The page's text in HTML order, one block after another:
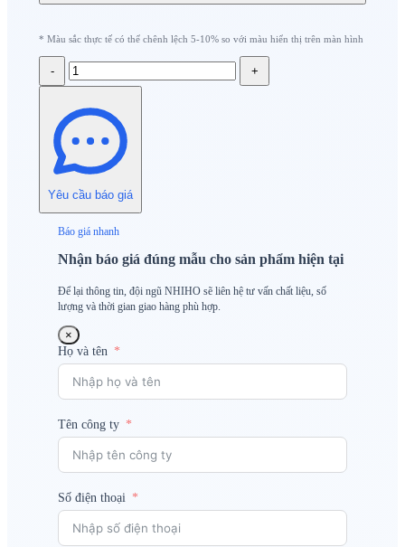
* Màu sắc thực tế có thể chênh lệch 5-10% so với màu hiển thị trên màn hình
- +
Yêu cầu báo giá
Báo giá nhanh
Nhận báo giá đúng mẫu cho sản phẩm hiện tại
Để lại thông tin, đội ngũ NHIHO sẽ liên hệ tư vấn chất liệu, số
lượng và thời gian giao hàng phù hợp.
×
Họ và tên
Tên công ty
Số điện thoại